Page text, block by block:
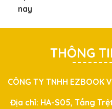
nay
THÔNG
CÔNG TY TNHH EZBOOK
Địa chỉ: HA-S05, Tầng